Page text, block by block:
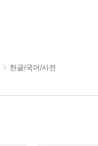
한글/국어/사전